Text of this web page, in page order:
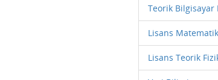
Teorik Bilgisayar
Lisans Matematik
Lisans Teorik